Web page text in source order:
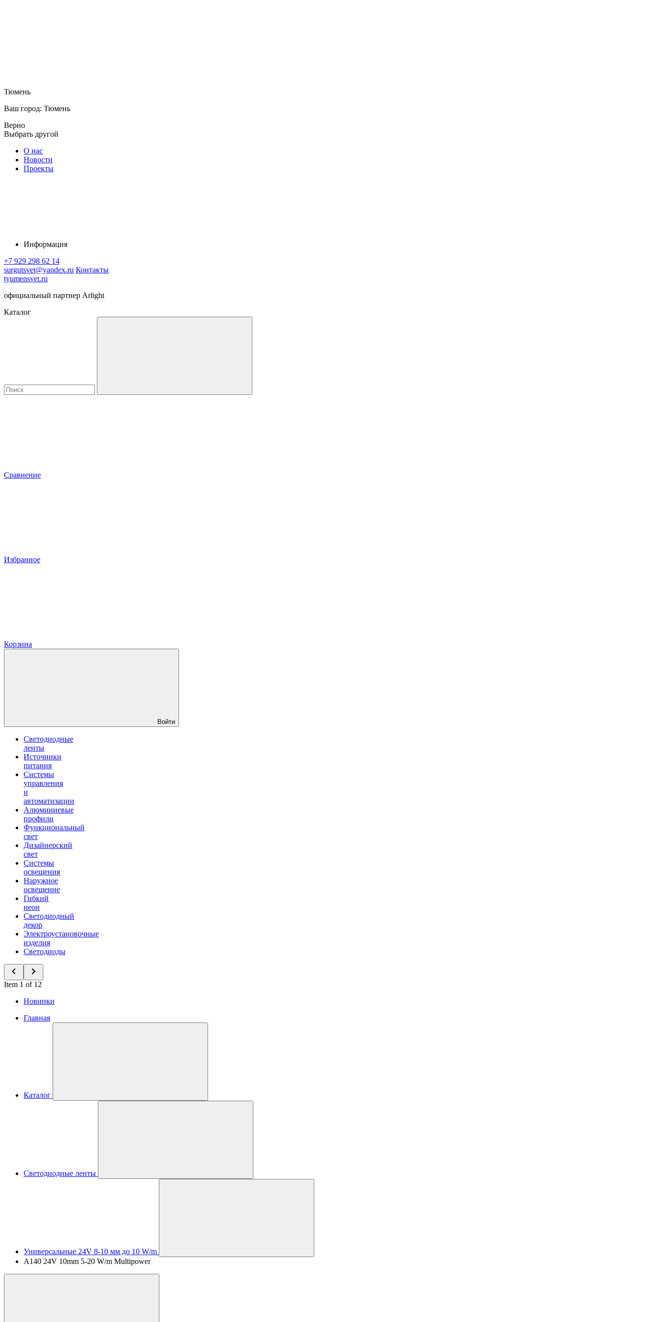
Тюмень
Ваш город: Тюмень
Верно
Выбрать другой
О нас
Новости
Проекты
Информация
+7 929 298 62 14
surgutsvet@yandex.ru Контакты
tyumensvet.ru
официальный партнер Arlight
Каталог
Сравнение
Избранное
Корзина
Войти
Светодиодные
ленты
Источники
питания
Системы
управления
и
автоматизации
Алюминиевые
профили
Функциональный
свет
Дизайнерский
свет
Системы
освещения
Наружное
освещение
Гибкий
неон
Светодиодный
декор
Электроустановочные
изделия
Светодиоды
Item 1 of 12
Новинки
Главная
Каталог
Светодиодные ленты
Универсальные 24V 8-10 мм до 10 W/m
A140 24V 10mm 5-20 W/m Multipower